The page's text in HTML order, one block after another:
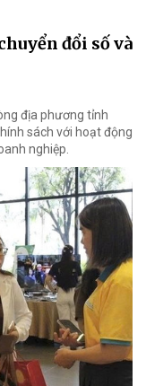
đổi số và
địa phương tỉnh
sách với hoạt động
nghiệp.